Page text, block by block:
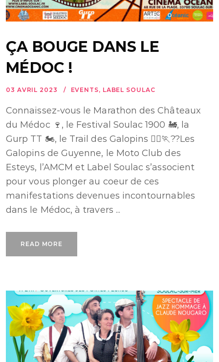
ÇA BOUGE DANS LE
MÉDOC !
03 AVRIL 2023 EVENTS, LABEL SOULAC
Connaissez-vous le Marathon des Châteaux
du Médoc 🍷, le Festival Soulac 1900 🚂, la
Gurp TT 🏍, le Trail des Galopins 🏃‍♀️🏃??Les
Galopins de Guyenne, le Moto Club des
Esteys, l’AMCM et Label Soulac s’associent
pour vous plonger au coeur de ces
manifestations devenues incontournables
dans le Médoc, à travers ...
READ MORE